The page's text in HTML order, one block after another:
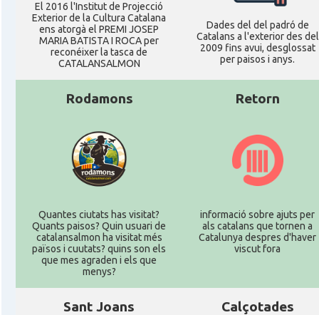
El 2016 l'Institut de Projecció
Exterior de la Cultura Catalana
ens atorgà el PREMI JOSEP
MARIA BATISTA I ROCA per
reconéixer la tasca de
CATALANSALMON
Dades del del padró de
Catalans a l'exterior des del
2009 fins avui, desglossat
per paisos i anys.
Rodamons
Quantes ciutats has visitat?
Quants paisos? Quin usuari de
catalansalmon ha visitat més
països i cuutats? quins son els
que mes agraden i els que
menys?
Retorn
informació sobre ajuts per
als catalans que tornen a
Catalunya despres d'haver
viscut fora
Sant Joans Calçotades